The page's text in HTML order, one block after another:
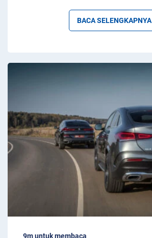
BACA SELENGKAPNYA
9m untuk membaca